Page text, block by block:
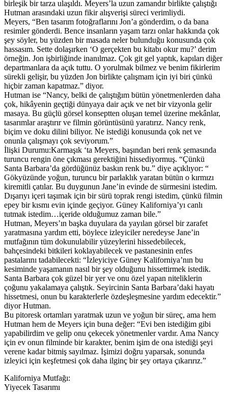
birleşik bir tarza ulaşıldı. Meyers’la uzun zamandır birlikte çalıştığı
Hutman arasındaki uzun fikir alışverişi süreci verimliydi.
Meyers, “Ben tasarım fotoğraflarını Jon’a gönderdim, o da bana
resimler gönderdi. Bence insanların yaşam tarzı onlar hakkında çok
şey söyler, bu yüzden bir masada neler bulunduğu konusunda çok
hassasım. Sette dolaşırken ‘O gerçekten bu kitabı okur mu?’ derim
örneğin. Jon işbirliğinde inanılmaz. Çok git gel yaptık, kapıları diğer
departmanlara da açık tuttu. O yorulmak bilmez ve benim fikirlerim
sürekli gelişir, bu yüzden Jon birlikte çalışmam için iyi biri çünkü
hiçbir zaman kapatmaz.” diyor.
Hutman ise “Nancy, belki de çalıştığım bütün yönetmenlerden daha
çok, hikâyenin geçtiği dünyaya dair açık ve net bir vizyonla gelir
masaya. Bu güçlü görsel konseptten oluşan temel üzerine mekânlar,
tasarımlar araştırır ve filmin görüntüsünü yaratırız. Nancy renk,
biçim ve doku dilini biliyor. Ne istediği konusunda çok net ve
onunla çalışmayı çok seviyorum.”
İlişki Durumu:Karmaşık ‘ta Meyers, başından beri renk şemasında
turuncu rengin öne çıkması gerektiğini hissediyormuş. “Çünkü
Santa Barbara’da gördüğünüz baskın renk bu.” diye açıklıyor: “
Gökyüzünde yoğun, turuncu bir parlaklık yaratan bütün o kırmızı
kiremitli çatılar. Bu duygunun Jane’in evinde de sürmesini istedim.
Dışarıyı içeri taşımak için bir sürü toprak rengi istedim, çünkü filmin
epey bir kısmı evin içinde geçiyor. Güney Kaliforniya’yı canlı
tutmak istedim…içeride olduğumuz zaman bile.”
Hutman, Meyers’ın başka duyulara da yayılan görsel bir zarafet
yaratmasına yardım etti, böylece izleyiciler neredeyse Jane’in
mutfağının tüm dokunulabilir yüzeylerini hissedebilecek,
bahçesindeki bitkileri koklayabilecek ve pastanesinin enfes
pastalarını tadabilecekti: “İzleyiciye Güney Kaliforniya’nın bu
kesiminde yaşamanın nasıl bir şey olduğunu hissettirmek istedik.
Santa Barbara çok güzel bir yer ve onu özel yapan niteliklerin
çoğunu yakalamaya çalıştık. Seyircinin Santa Barbara’daki hayatı
hissetmesi, onun bu karakterlerle özdeşleşmesine yardım edecektir.”
diyor Hutman.
Bu pitoresk ortamları yaratmak uzun ve yoğun bir süreç, ama hem
Hutman hem de Meyers için buna değer: “Evi ben istediğim gibi
yapabilirdim ve gelip onu çekecek yönetmenler vardır. Ama Nancy
için ev onun filminde bir karakter, benim işim de ona istediği şeyi
verene kadar bitmiş sayılmaz. İşimizi doğru yaparsak, sonunda
izleyici için keşfetmesi çok daha ilginç bir şey ortaya çıkarırız.”
Kaliforniya Mutfağı:
Yiyecek Tasarımı